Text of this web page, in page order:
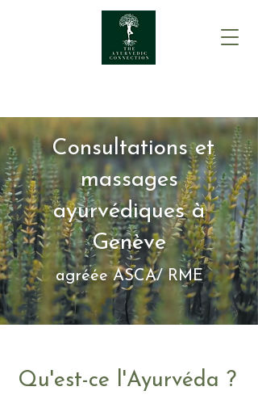
Consultations et
massages
ayurvédiques à
Genève
agréée ASCA/ RME
Qu'est-ce l'Ayurvéda ?